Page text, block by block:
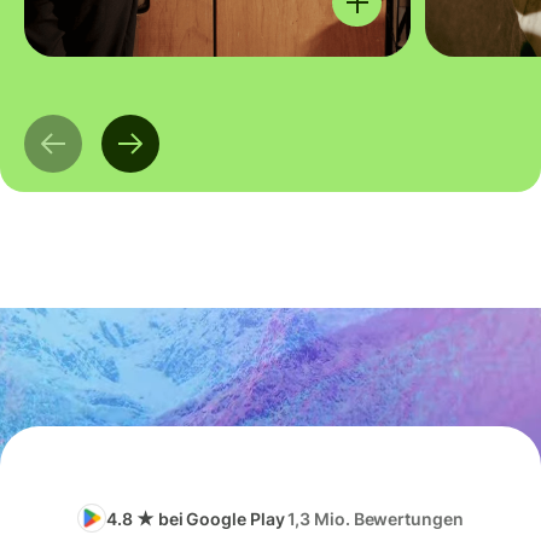
4.8 ★ bei Google Play1,3 Mio. Bewertungen